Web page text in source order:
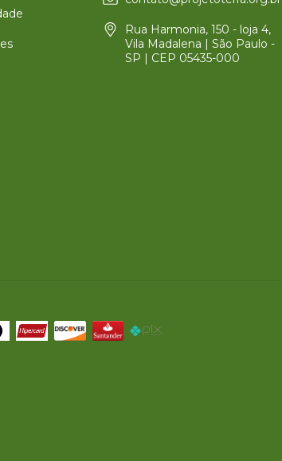
Rua Harmonia, 150 - loja 4,
Vila Madalena | São Paulo -
SP | CEP 05435-000